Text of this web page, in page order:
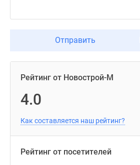
Отправить
Рейтинг от Новострой-М
4.0
Как составляется наш рейтинг?
Рейтинг от посетителей